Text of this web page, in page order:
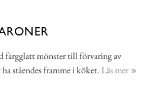
färgglatt mönster till förvaring av
ståendes framme i köket. Läs mer